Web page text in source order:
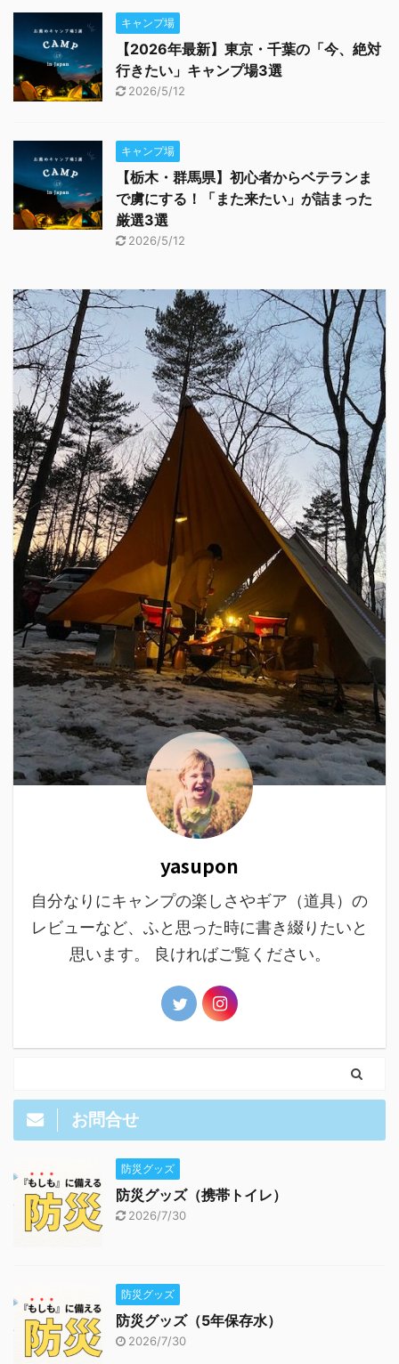
キャンプ場
【2026年最新】東京・千葉の「今、絶対
行きたい」キャンプ場3選
2026/5/12
キャンプ場
【栃木・群馬県】初心者からベテランま
で虜にする！「また来たい」が詰まった
厳選3選
2026/5/12
yasupon
自分なりにキャンプの楽しさやギア（道具）の
レビューなど、ふと思った時に書き綴りたいと
思います。 良ければご覧ください。
お問合せ
防災グッズ
防災グッズ（携帯トイレ）
2026/7/30
防災グッズ
防災グッズ（5年保存水）
2026/7/30